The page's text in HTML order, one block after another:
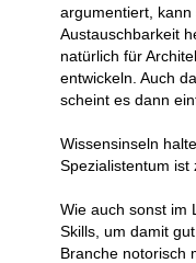
argumentiert, kann
Austauschbarkeit
natürlich für
entwickeln. Auch
scheint es dann
Wissensinseln
Spezialistentum ist
Wie auch sonst im
Skills, um damit
Branche notorisch